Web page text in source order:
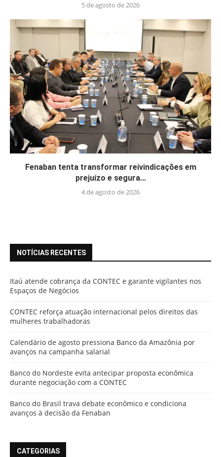
5 de agosto de 2026
Fenaban tenta transformar reivindicações em
prejuízo e segura...
4 de agosto de 2026
NOTÍCIAS RECENTES
Itaú atende cobrança da CONTEC e garante vigilantes nos
Espaços de Negócios
CONTEC reforça atuação internacional pelos direitos das
mulheres trabalhadoras
Calendário de agosto pressiona Banco da Amazônia por
avanços na campanha salarial
Banco do Nordeste evita antecipar proposta econômica
durante negociação com a CONTEC
Banco do Brasil trava debate econômico e condiciona
avanços à decisão da Fenaban
CATEGORIAS